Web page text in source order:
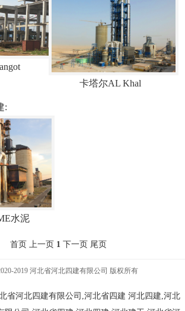
卡塔尔AL Khal
:
水泥
首页 上一页 1 下一页 尾页
2019 河北省河北四建有限公司 版权所有
省河北四建有限公司,河北省四建 河北四建,河北